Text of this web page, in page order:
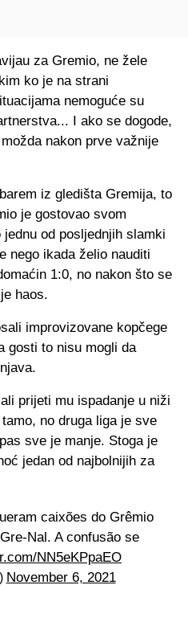
za Gremio, ne žele
ko je na strani
nemoguće su
I ako se dogode,
nakon prve važnije
iz gledišta Gremija, to
je gostovao svom
od posljednjih slamki
nego ikada želio nauditi
1:0, no nakon što se
haos.
improvizovane kopčege
gosti to nisu mogli da
prijeti mu ispadanje u niži
no druga liga je sve
sve je manje. Stoga je
jedan od najbolnijih za
caixões do Grêmio
Nal. A confusão se
NN5eKPpaEO
November 6, 2021